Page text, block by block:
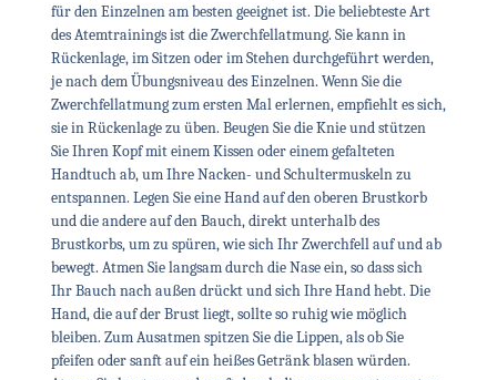
für den Einzelnen am besten geeignet ist. Die beliebteste Art
des Atemtrainings ist die Zwerchfellatmung. Sie kann in
Rückenlage, im Sitzen oder im Stehen durchgeführt werden,
je nach dem Übungsniveau des Einzelnen. Wenn Sie die
Zwerchfellatmung zum ersten Mal erlernen, empfiehlt es sich,
sie in Rückenlage zu üben. Beugen Sie die Knie und stützen
Sie Ihren Kopf mit einem Kissen oder einem gefalteten
Handtuch ab, um Ihre Nacken- und Schultermuskeln zu
entspannen. Legen Sie eine Hand auf den oberen Brustkorb
und die andere auf den Bauch, direkt unterhalb des
Brustkorbs, um zu spüren, wie sich Ihr Zwerchfell auf und ab
bewegt. Atmen Sie langsam durch die Nase ein, so dass sich
Ihr Bauch nach außen drückt und sich Ihre Hand hebt. Die
Hand, die auf der Brust liegt, sollte so ruhig wie möglich
bleiben. Zum Ausatmen spitzen Sie die Lippen, als ob Sie
pfeifen oder sanft auf ein heißes Getränk blasen würden.